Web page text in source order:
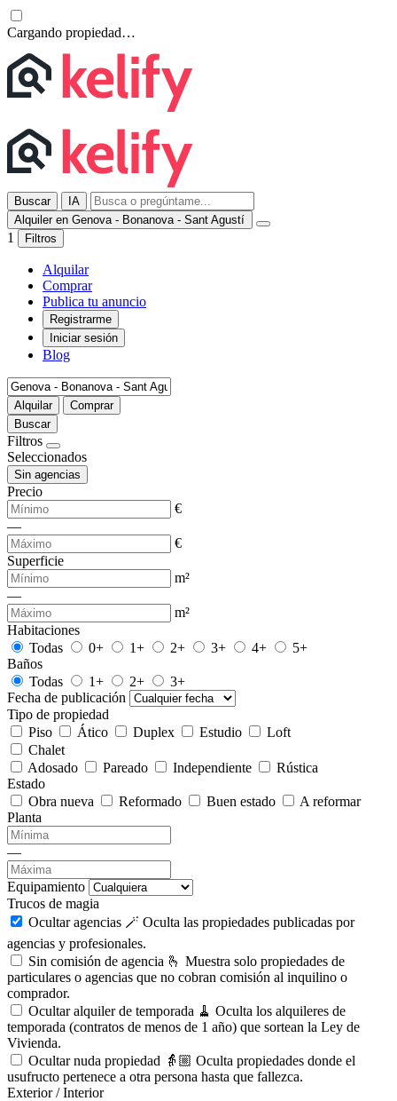
Cargando propiedad…
Buscar
IA
Alquiler en Genova - Bonanova - Sant Agustí
1 Filtros
Alquilar
Comprar
Publica tu anuncio
Registrarme
Iniciar sesión
Blog
Alquilar
Comprar
Buscar
Filtros
Seleccionados
Sin agencias
Precio
€
—
€
Superficie
m²
—
m²
Habitaciones
Todas
0+ 1+ 2+ 3+ 4+
5+
Baños
Todas
1+ 2+
3+
Fecha de publicación
Tipo de propiedad
Piso
Ático Duplex Estudio
Loft
Chalet
Adosado
Pareado Independiente
Rústica
Estado
Obra nueva
Reformado Buen estado
A reformar
Planta
—
Equipamiento
Trucos de magia
Ocultar agencias 🪄 Oculta las propiedades publicadas por
agencias y profesionales.
Sin comisión de agencia 🫰 Muestra solo propiedades de
particulares o agencias que no cobran comisión al inquilino o
comprador.
Ocultar alquiler de temporada 🧹 Oculta los alquileres de
temporada (contratos de menos de 1 año) que sortean la Ley de
Vivienda.
Ocultar nuda propiedad 👵🏼 Oculta propiedades donde el
usufructo pertenece a otra persona hasta que fallezca.
Exterior / Interior